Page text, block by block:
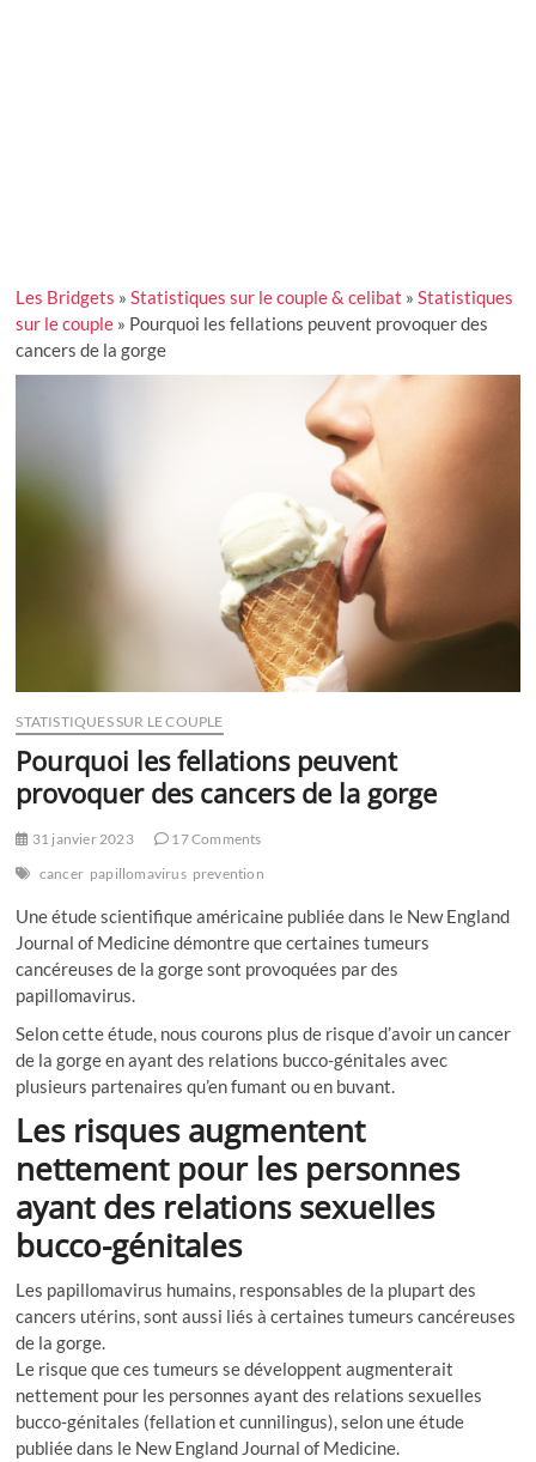
Les Bridgets »Statistiques sur le couple & celibat »Statistiques
sur le couple » Pourquoi les fellations peuvent provoquer des
cancers de la gorge
STATISTIQUES SUR LE COUPLE
Pourquoi les fellations peuvent
provoquer des cancers de la gorge
31 janvier 2023
17 Comments
cancer papillomavirus prevention
Une étude scientifique américaine publiée dans le New England
Journal of Medicine démontre que certaines tumeurs
cancéreuses de la gorge sont provoquées par des
papillomavirus.
Selon cette étude, nous courons plus de risque d’avoir un cancer
de la gorge en ayant des relations bucco-génitales avec
plusieurs partenaires qu’en fumant ou en buvant.
Les risques augmentent
nettement pour les personnes
ayant des relations sexuelles
bucco-génitales
Les papillomavirus humains, responsables de la plupart des
cancers utérins, sont aussi liés à certaines tumeurs cancéreuses
de la gorge.
Le risque que ces tumeurs se développent augmenterait
nettement pour les personnes ayant des relations sexuelles
bucco-génitales (fellation et cunnilingus), selon une étude
publiée dans le New England Journal of Medicine.